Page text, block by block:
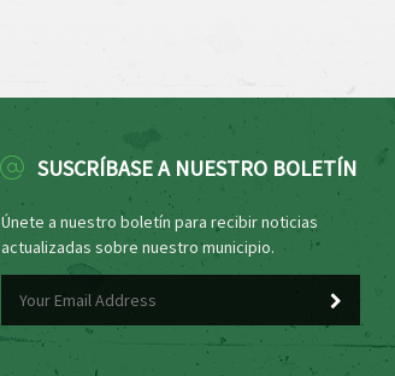
SUSCRÍBASE A NUESTRO BOLETÍN
Únete a nuestro boletín para recibir noticias
actualizadas sobre nuestro municipio.